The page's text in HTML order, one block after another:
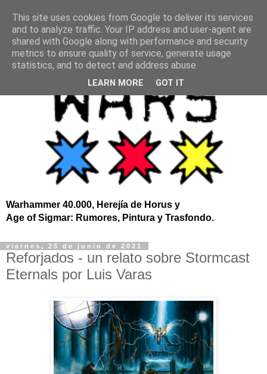
Warhammer 40.000, Herejía de Horus y
Age of Sigmar: Rumores, Pintura y Trasfondo.
viernes, 25 de junio de 2021
Reforjados - un relato sobre Stormcast
Eternals por Luis Varas
This site uses cookies from Google to deliver its services
and to analyze traffic. Your IP address and user-agent are
shared with Google along with performance and security
metrics to ensure quality of service, generate usage
statistics, and to detect and address abuse.
LEARN MORE GOT IT